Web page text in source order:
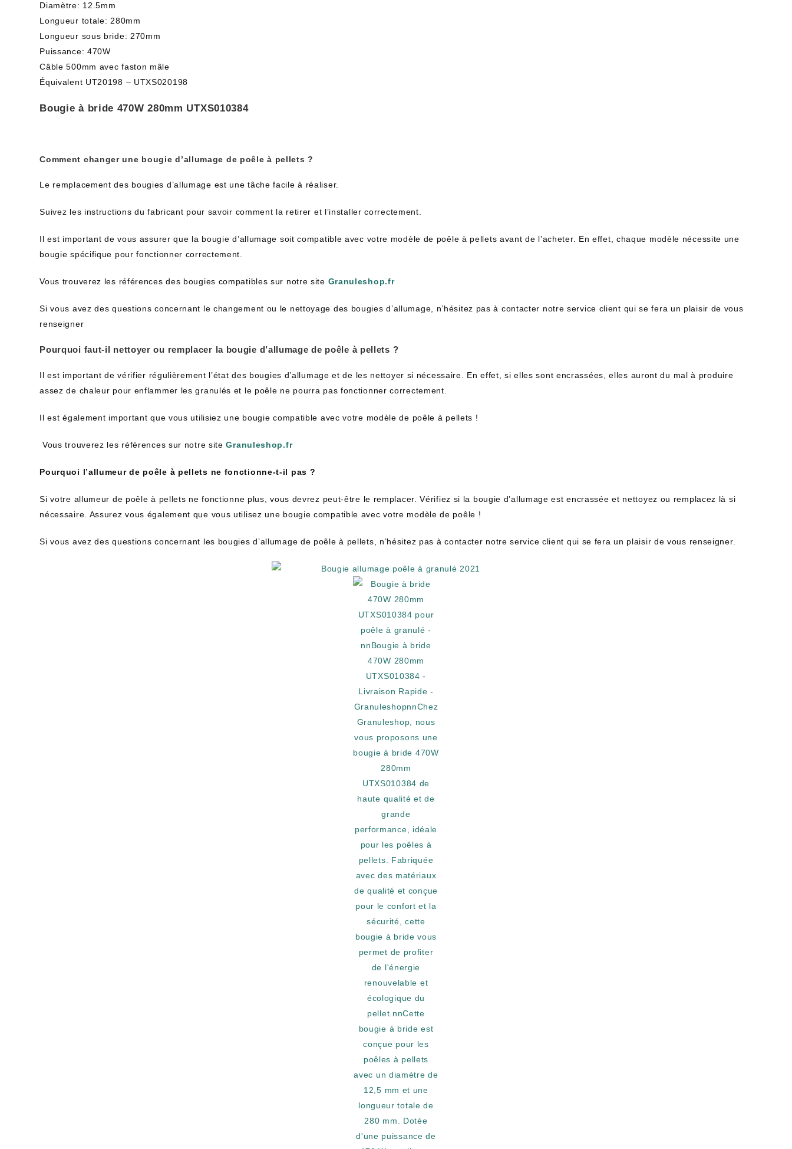
Diamètre: 12.5mm
Longueur totale: 280mm
Longueur sous bride: 270mm
Puissance: 470W
Câble 500mm avec faston mâle
Équivalent UT20198 – UTXS020198
Bougie à bride 470W 280mm UTXS010384
Comment changer une bougie d’allumage de poêle à pellets ?
Le remplacement des bougies d’allumage est une tâche facile à réaliser.
Suivez les instructions du fabricant pour savoir comment la retirer et l’installer correctement.
Il est important de vous assurer que la bougie d’allumage soit compatible avec votre modèle de poêle à pellets avant de l’acheter. En effet, chaque modèle nécessite une
bougie spécifique pour fonctionner correctement.
Vous trouverez les références des bougies compatibles sur notre site Granuleshop.fr
Si vous avez des questions concernant le changement ou le nettoyage des bougies d’allumage, n’hésitez pas à contacter notre service client qui se fera un plaisir de vous
renseigner
Pourquoi faut-il nettoyer ou remplacer la bougie d’allumage de poêle à pellets ?
Il est important de vérifier régulièrement l’état des bougies d’allumage et de les nettoyer si nécessaire. En effet, si elles sont encrassées, elles auront du mal à produire
assez de chaleur pour enflammer les granulés et le poêle ne pourra pas fonctionner correctement.
Il est également important que vous utilisiez une bougie compatible avec votre modèle de poêle à pellets !
Vous trouverez les références sur notre siteGranuleshop.fr
Pourquoi l’allumeur de poêle à pellets ne fonctionne-t-il pas ?
Si votre allumeur de poêle à pellets ne fonctionne plus, vous devrez peut-être le remplacer. Vérifiez si la bougie d’allumage est encrassée et nettoyez ou remplacez là si
nécessaire. Assurez vous également que vous utilisez une bougie compatible avec votre modèle de poêle !
Si vous avez des questions concernant les bougies d’allumage de poêle à pellets, n’hésitez pas à contacter notre service client qui se fera un plaisir de vous renseigner.